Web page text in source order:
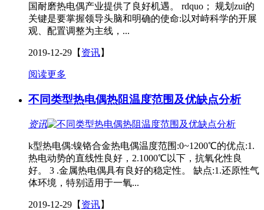
国耐磨热电偶产业提供了良好机遇。 rdquo； 规划zui的
关键是要掌握领导头脑和明确的使命:以对峙科学的开展
观、配置调整为主线，...
2019-12-29 【 资讯】
阅读更多
不同类型热电偶热阻温度范围及优缺点分析
资讯
k型热电偶:镍铬合金热电偶温度范围:0~1200℃的优点:1.
热电动势的直线性良好，2.1000℃以下，抗氧化性良
好。 3 .金属热电偶具有良好的稳定性。 缺点:1.还原性气
体环境，特别适用于一氧...
2019-12-29 【 资讯】